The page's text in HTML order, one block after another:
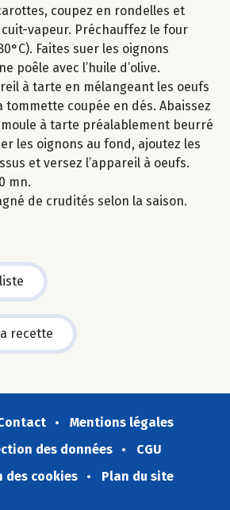
coupez en rondelles et
cuit-vapeur. Préchauffez le four
Faites suer les oignons
poêle avec l’huile d’olive.
à tarte en mélangeant les oeufs
tommette coupée en dés. Abaissez
à tarte préalablement beurré
les oignons au fond, ajoutez les
et versez l’appareil à oeufs.
mn.
de crudités selon la saison.
recette
Mentions légales
des données
CGU
des cookies
Plan du site